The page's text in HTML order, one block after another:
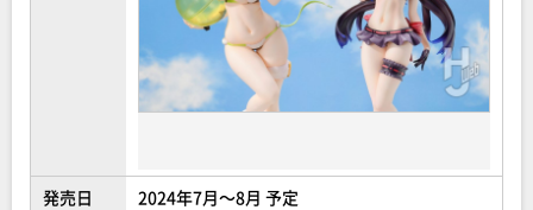
発売日
2024年7月～8月 予定